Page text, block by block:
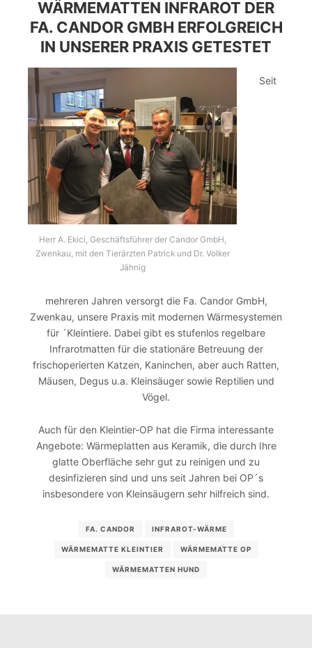
WÄRMEMATTEN INFRAROT DER
FA. CANDOR GMBH ERFOLGREICH
IN UNSERER PRAXIS GETESTET
Herr A. Ekici, Geschäftsführer der Candor GmbH,
Zwenkau, mit den Tierärzten Patrick und Dr. Volker
Jähnig
Seit
mehreren Jahren versorgt die Fa. Candor GmbH,
Zwenkau, unsere Praxis mit modernen Wärmesystemen
für ´Kleintiere. Dabei gibt es stufenlos regelbare
Infrarotmatten für die stationäre Betreuung der
frischoperierten Katzen, Kaninchen, aber auch Ratten,
Mäusen, Degus u.a. Kleinsäuger sowie Reptilien und
Vögel.
Auch für den Kleintier-OP hat die Firma interessante
Angebote: Wärmeplatten aus Keramik, die durch Ihre
glatte Oberfläche sehr gut zu reinigen und zu
desinfizieren sind und uns seit Jahren bei OP´s
insbesondere von Kleinsäugern sehr hilfreich sind.
FA. CANDOR INFRAROT-WÄRME
WÄRMEMATTE KLEINTIER WÄRMEMATTE OP
WÄRMEMATTEN HUND